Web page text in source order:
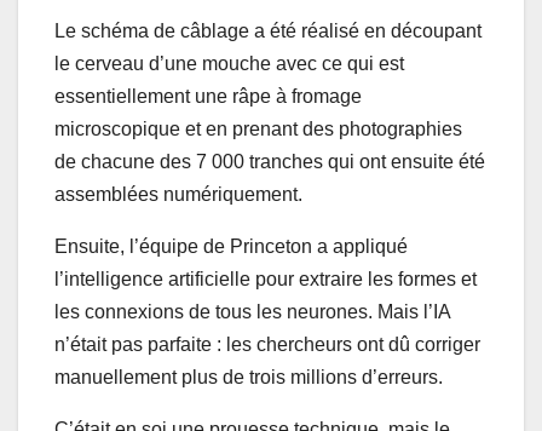
Le schéma de câblage a été réalisé en découpant
le cerveau d’une mouche avec ce qui est
essentiellement une râpe à fromage
microscopique et en prenant des photographies
de chacune des 7 000 tranches qui ont ensuite été
assemblées numériquement.
Ensuite, l’équipe de Princeton a appliqué
l’intelligence artificielle pour extraire les formes et
les connexions de tous les neurones. Mais l’IA
n’était pas parfaite : les chercheurs ont dû corriger
manuellement plus de trois millions d’erreurs.